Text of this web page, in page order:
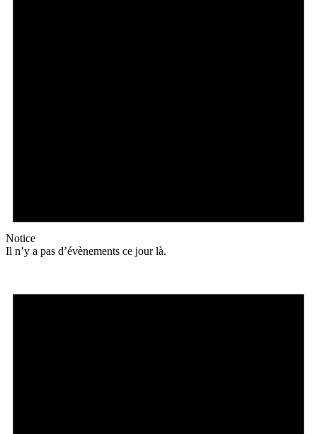
Notice
Il n’y a pas d’évènements ce jour là.